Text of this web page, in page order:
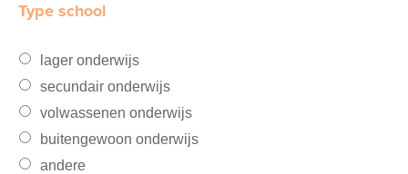
Type school
lager onderwijs
secundair onderwijs
volwassenen onderwijs
buitengewoon onderwijs
andere